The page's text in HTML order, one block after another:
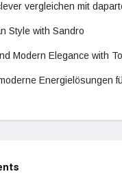
vergleichen mit
Style with Sandro
Modern Elegance with
Energielösungen